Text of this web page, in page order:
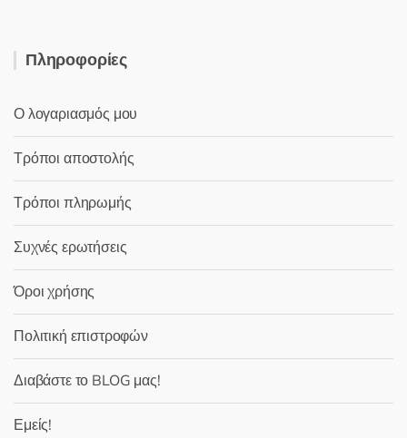
Πληροφορίες
Ο λογαριασμός μου
Τρόποι αποστολής
Τρόποι πληρωμής
Συχνές ερωτήσεις
Όροι χρήσης
Πολιτική επιστροφών
Διαβάστε το BLOG μας!
Εμείς!